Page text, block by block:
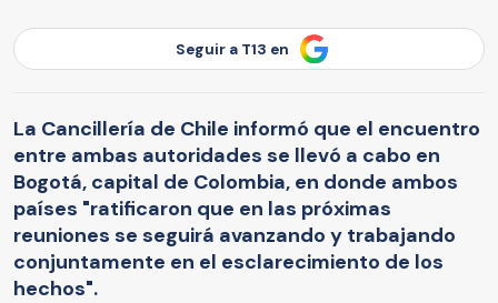
Seguir a T13 en
La Cancillería de Chile informó que el encuentro
entre ambas autoridades se llevó a cabo en
Bogotá, capital de Colombia, en donde ambos
países "ratificaron que en las próximas
reuniones se seguirá avanzando y trabajando
conjuntamente en el esclarecimiento de los
hechos".